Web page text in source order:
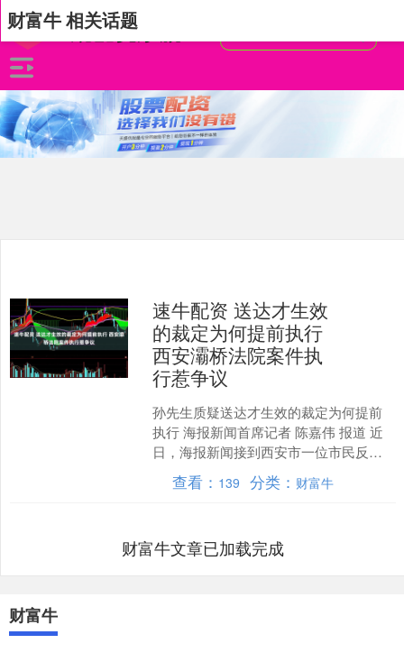
财富牛 相关话题
速牛配资 送达才生效
的裁定为何提前执行
西安灞桥法院案件执
行惹争议
孙先生质疑送达才生效的裁定为何提前
执行 海报新闻首席记者 陈嘉伟 报道 近
日，海报新闻接到西安市一位市民反
映，称西安市灞桥区人民法院在案件执
行过程中存在不公。 ....
查看： 139 分类： 财富牛
财富牛文章已加载完成
财富牛